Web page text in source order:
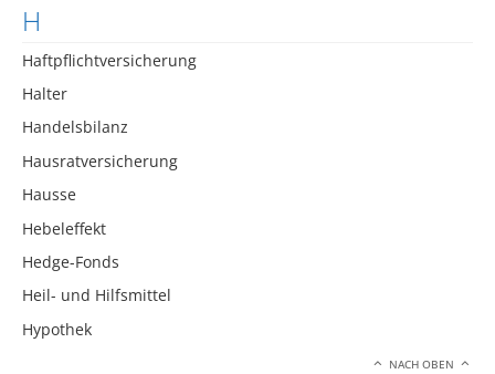
H
Haftpflichtversicherung
Halter
Handelsbilanz
Hausratversicherung
Hausse
Hebeleffekt
Hedge-Fonds
Heil- und Hilfsmittel
Hypothek
NACH OBEN